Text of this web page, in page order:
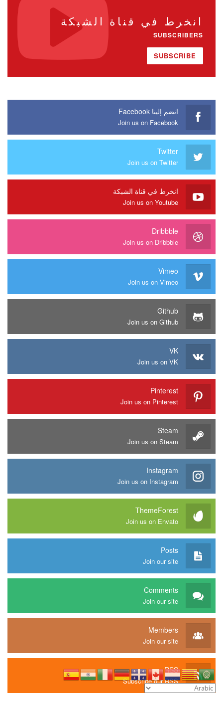
انخرط في قناة الشبكة
SUBSCRIBERS
SUBSCRIBE
انضم إلينا Facebook
Join us on Facebook
Twitter
Join us on Twitter
انخرط في قناة الشبكة
Join us on Youtube
Dribbble
Join us on Dribbble
Vimeo
Join us on Vimeo
Github
Join us on Github
VK
Join us on VK
Pinterest
Join us on Pinterest
Steam
Join us on Steam
Instagram
Join us on Instagram
ThemeForest
Join us on Envato
Posts
Join our site
Comments
Join our site
Members
Join our site
RSS
Subscribe our RSS